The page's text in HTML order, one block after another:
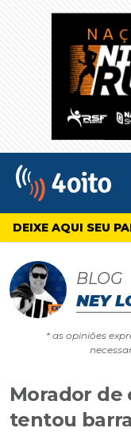
4oito
DEIXE AQUI SEU
BLOG
NEY
* as opiniões
Morador de
tentou